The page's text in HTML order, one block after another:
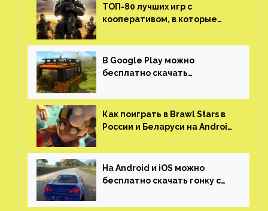
ТОП-80 лучших игр с
кооперативом, в которые
(никаких MMO)
В Google Play можно
бесплатно скачать
открытым миром, прокачкой,
гонками и тюнингом машины
Как поиграть в Brawl Stars в
России и Беларуси на Android
На Android и iOS можно
бесплатно скачать гонку с
который больше, чем в